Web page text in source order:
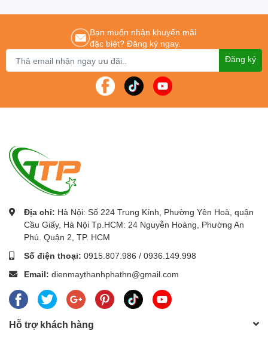
Bạn muốn nhận khuyến mãi
đặc biệt? Đăng ký ngay.
Đăng ký
Địa chỉ: Hà Nội: Số 224 Trung Kính, Phường Yên Hoà, quận
Cầu Giấy, Hà Nội Tp.HCM: 24 Nguyễn Hoàng, Phường An
Phú. Quận 2, TP. HCM
Số điện thoại: 0915.807.986 / 0936.149.998
Email: dienmaythanhphathn@gmail.com
Hỗ trợ khách hàng